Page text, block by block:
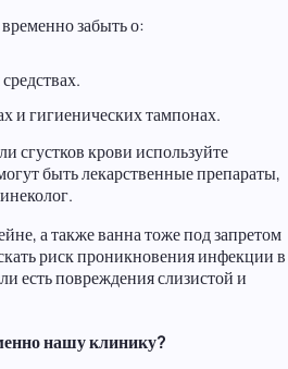
забыть о:
и гигиенических тампонах.
сгустков крови используйте
быть лекарственные препараты,
а также ванна тоже под запретом
риск проникновения инфекции в
есть повреждения слизистой и
нашу клинику?